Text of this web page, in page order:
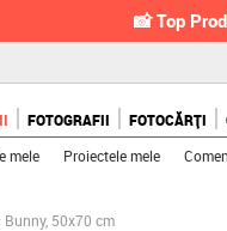
📸 Top
FOTOGRAFII FOTOCĂRȚI
mele Proiectele mele
50x70 cm